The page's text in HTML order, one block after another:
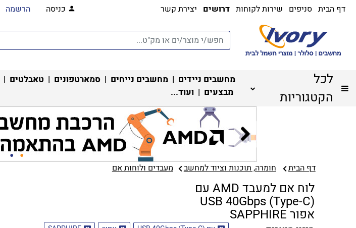
דף הבית סניפים שירות לקוחות דרושים יצירת קשר כניסה הרשמה
לכל
הקטגוריות
מחשבים ניידים | מחשבים נייחים | סמארטפונים | טאבלטים |
מבצעים | ועוד...
דף הבית חומרה, תוכנות וציוד למחשב מעבדים ולוחות אם‏
לוח אם למעבד AMD עם
USB 40Gbps (Type-C)
אפור SAPPHIRE